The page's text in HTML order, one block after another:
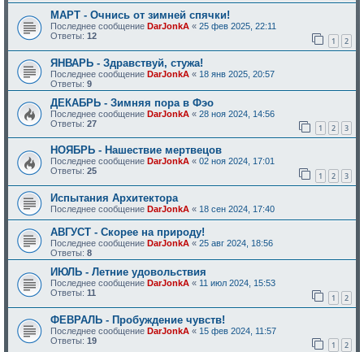
МАРТ - Очнись от зимней спячки!
Последнее сообщение DarJonkA « 25 фев 2025, 22:11
Ответы: 12 1 2
ЯНВАРЬ - Здравствуй, стужа!
Последнее сообщение DarJonkA « 18 янв 2025, 20:57
Ответы: 9
ДЕКАБРЬ - Зимняя пора в Фэо
Последнее сообщение DarJonkA « 28 ноя 2024, 14:56
Ответы: 27 1 2 3
НОЯБРЬ - Нашествие мертвецов
Последнее сообщение DarJonkA « 02 ноя 2024, 17:01
Ответы: 25 1 2 3
Испытания Архитектора
Последнее сообщение DarJonkA « 18 сен 2024, 17:40
АВГУСТ - Скорее на природу!
Последнее сообщение DarJonkA « 25 авг 2024, 18:56
Ответы: 8
ИЮЛЬ - Летние удовольствия
Последнее сообщение DarJonkA « 11 июл 2024, 15:53
Ответы: 11 1 2
ФЕВРАЛЬ - Пробуждение чувств!
Последнее сообщение DarJonkA « 15 фев 2024, 11:57
Ответы: 19 1 2